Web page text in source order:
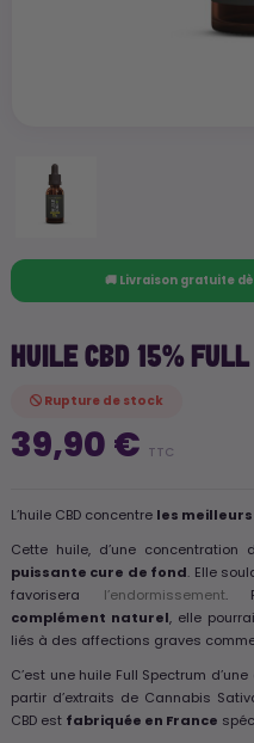
🚚 Livraison gratuite
HUILE CBD 15%
Rupture de stock
39,90 € TTC
L’huile CBD concentre les
Cette huile, d’une concentration
puissante cure de fond. Elle
favorisera l’endormissement.
complément naturel, elle
liés à des affections graves
C’est une huile Full Spectrum
partir d’extraits de Cannabis
CBD est fabriquée en France